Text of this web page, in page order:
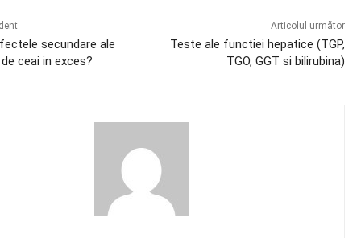
secundare ale
ceai in exces?
Articolul următor
Teste ale functiei hepatice (TGP,
TGO, GGT si bilirubina)